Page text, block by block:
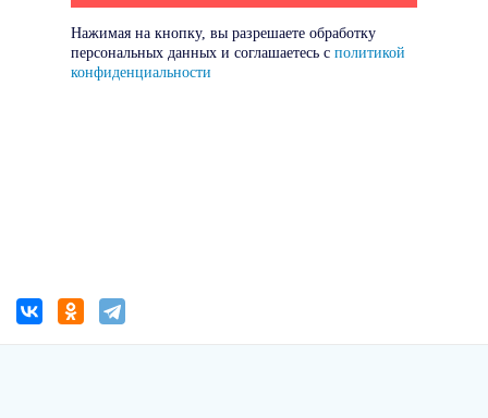
Нажимая на кнопку, вы разрешаете обработку
персональных данных и соглашаетесь с политикой
конфиденциальности